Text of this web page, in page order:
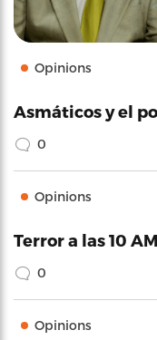
Opinions
Asmáticos y el
0
Opinions
Terror a las 10 AM
0
Opinions